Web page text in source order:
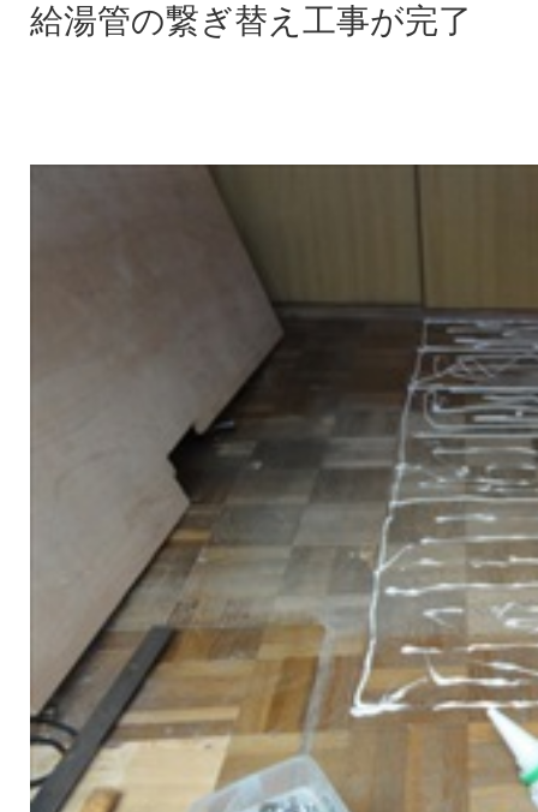
給湯管の繋ぎ替え工事が